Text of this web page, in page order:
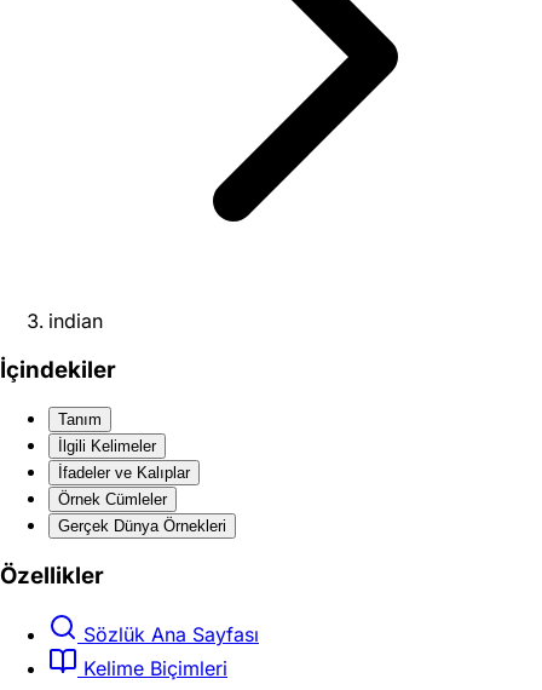
indian
İçindekiler
Tanım
İlgili Kelimeler
İfadeler ve Kalıplar
Örnek Cümleler
Gerçek Dünya Örnekleri
Özellikler
Sözlük Ana Sayfası
Kelime Biçimleri